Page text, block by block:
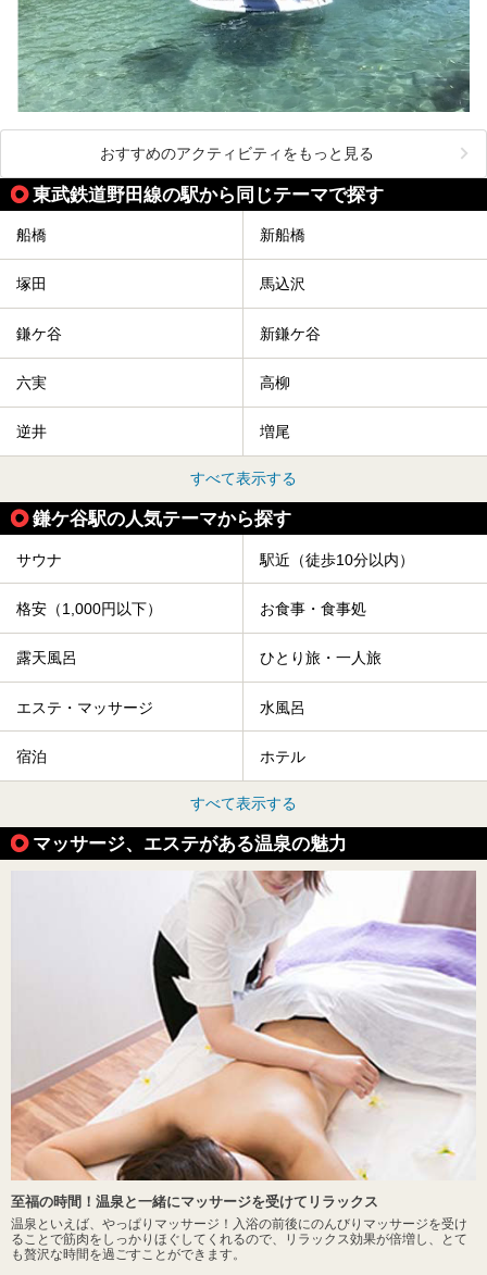
おすすめのアクティビティをもっと見る
東武鉄道野田線の駅から同じテーマで探す
船橋 新船橋
塚田 馬込沢
鎌ケ谷 新鎌ケ谷
六実 高柳
逆井 増尾
すべて表示する
鎌ケ谷駅の人気テーマから探す
サウナ 駅近（徒歩10分以内）
格安（1,000円以下） お食事・食事処
露天風呂 ひとり旅・一人旅
エステ・マッサージ 水風呂
宿泊 ホテル
すべて表示する
マッサージ、エステがある温泉の魅力
至福の時間！温泉と一緒にマッサージを受けてリラックス
温泉といえば、やっぱりマッサージ！入浴の前後にのんびりマッサージを受け
ることで筋肉をしっかりほぐしてくれるので、リラックス効果が倍増し、とて
も贅沢な時間を過ごすことができます。